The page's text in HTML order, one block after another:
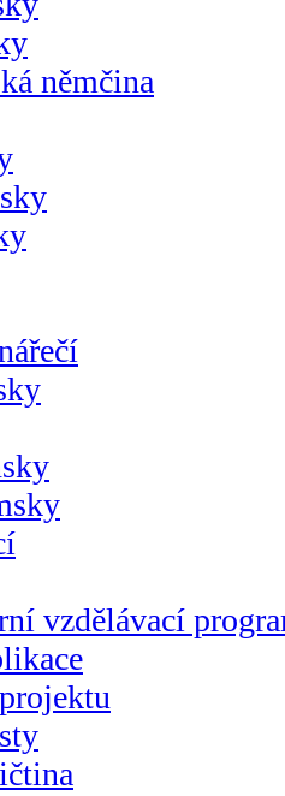
němčina
vzdělávací